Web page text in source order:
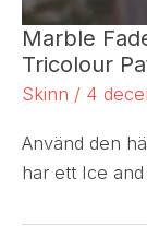
Marble
Tricolour
Skinn / 4
Använd den
har ett Ice